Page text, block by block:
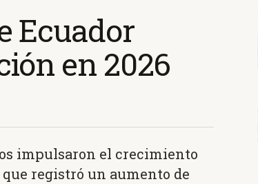
Ecuador
en 2026
impulsaron el crecimiento
registró un aumento de